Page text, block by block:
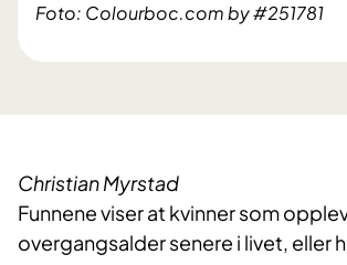
Foto: Colourboc.com by #251781
Christian Myrstad
Funnene viser at kvinner som
overgangsalder senere i livet, eller